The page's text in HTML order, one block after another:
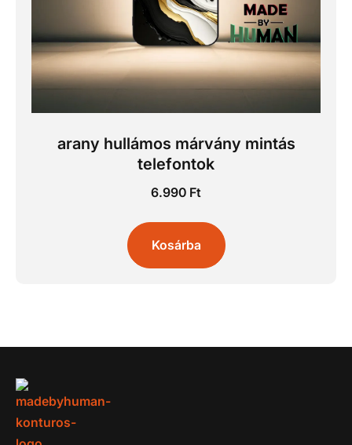
arany hullámos márvány mintás
telefontok
6.990 Ft
Kosárba